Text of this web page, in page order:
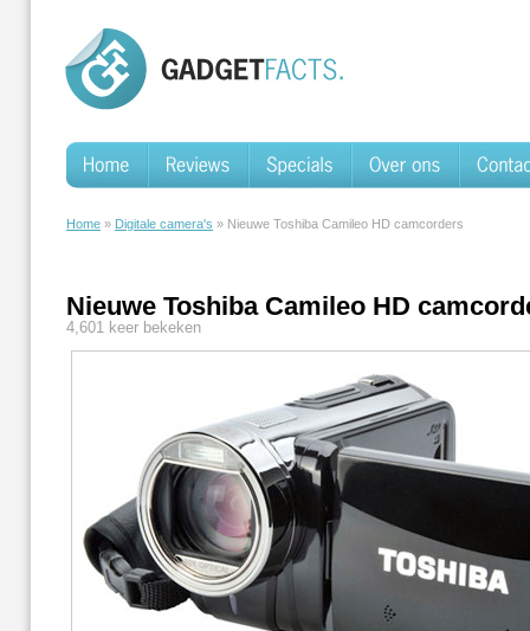
Home » Digitale camera's » Nieuwe Toshiba Camileo HD camcorders
Nieuwe Toshiba Camileo HD
4,601 keer bekeken